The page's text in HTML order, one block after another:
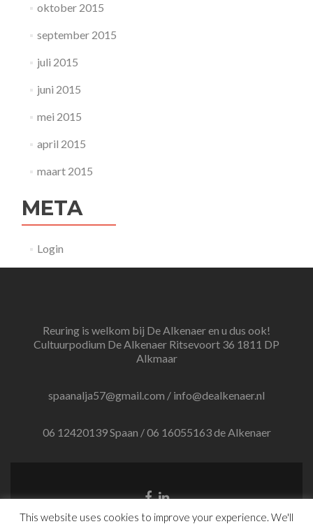
oktober 2015
september 2015
juli 2015
juni 2015
mei 2015
april 2015
maart 2015
META
Login
Reuring is welkom bij De Alkenaer en u dus ook!
Cultuurpodium De Alkenaer Ritsevoort 36 1811 DP
Alkmaar
spaanalja57@gmail.com / info@dealkenaer.nl
06 12420139 Spaan / 06 16055163 de Alkenaer
Facebook
Linkedin
This website uses cookies to improve your experience. We'll